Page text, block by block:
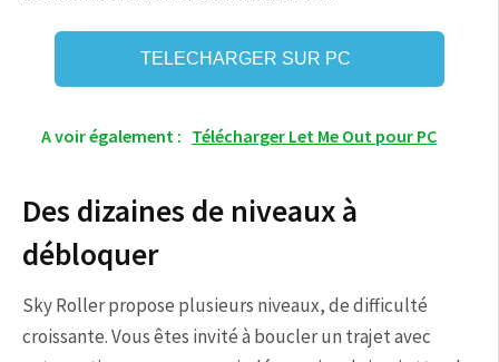
TELECHARGER SUR PC
A voir également : Télécharger Let Me Out pour PC
Des dizaines de niveaux à
débloquer
Sky Roller propose plusieurs niveaux, de difficulté
croissante. Vous êtes invité à boucler un trajet avec